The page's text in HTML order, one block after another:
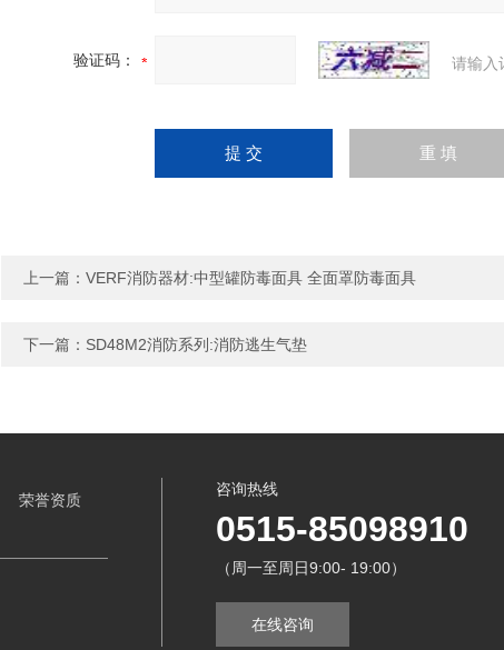
验证码： 请输入
上一篇： VERF消防器材:中型罐防毒面具 全面罩防毒面具
下一篇： SD48M2消防系列:消防逃生气垫
荣誉资质
咨询热线
0515-85098910
（周一至周日9:00- 19:00）
在线咨询